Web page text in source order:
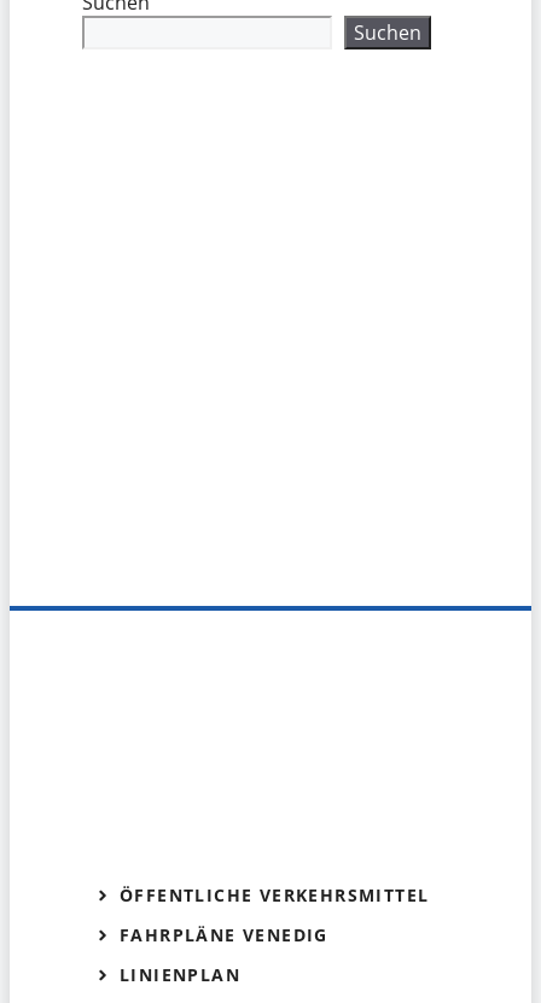
Suchen
ÖFFENTLICHE VERKEHRSMITTEL
FAHRPLÄNE VENEDIG
LINIENPLAN